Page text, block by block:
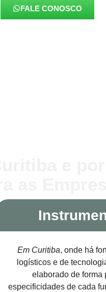
FALE CONOSCO
Em Curitiba, onde há
logísticos e de
elaborado de forma
especificidades de cada